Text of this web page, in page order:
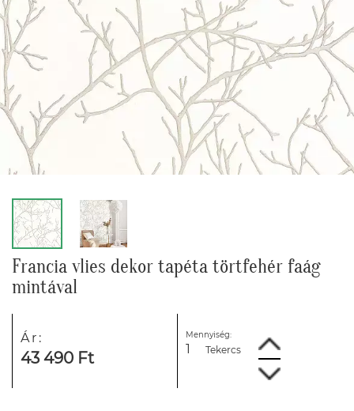
Francia vlies dekor tapéta törtfehér faág
mintával
Ár:
43 490 Ft
Mennyiség:
Tekercs